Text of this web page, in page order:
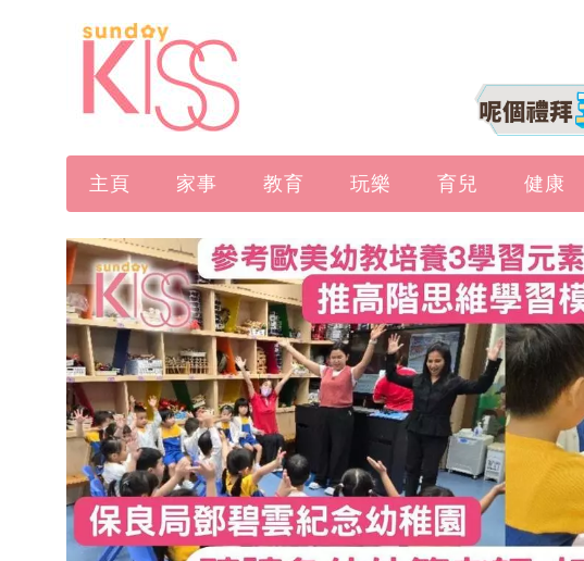
主頁 家事 教育 玩樂 育兒 健康